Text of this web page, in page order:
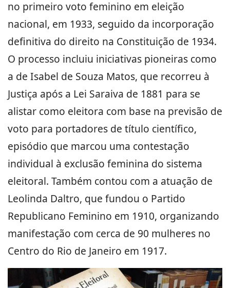
no primeiro voto feminino em eleição
nacional, em 1933, seguido da incorporação
definitiva do direito na Constituição de 1934.
O processo incluiu iniciativas pioneiras como
a de Isabel de Souza Matos, que recorreu à
Justiça após a Lei Saraiva de 1881 para se
alistar como eleitora com base na previsão de
voto para portadores de título científico,
episódio que marcou uma contestação
individual à exclusão feminina do sistema
eleitoral. Também contou com a atuação de
Leolinda Daltro, que fundou o Partido
Republicano Feminino em 1910, organizando
manifestação com cerca de 90 mulheres no
Centro do Rio de Janeiro em 1917.